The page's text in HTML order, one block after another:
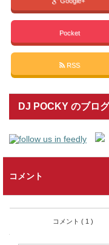
Pocket
RSS
DJ POCKY のブロ
コメント
コメント ( 1 )